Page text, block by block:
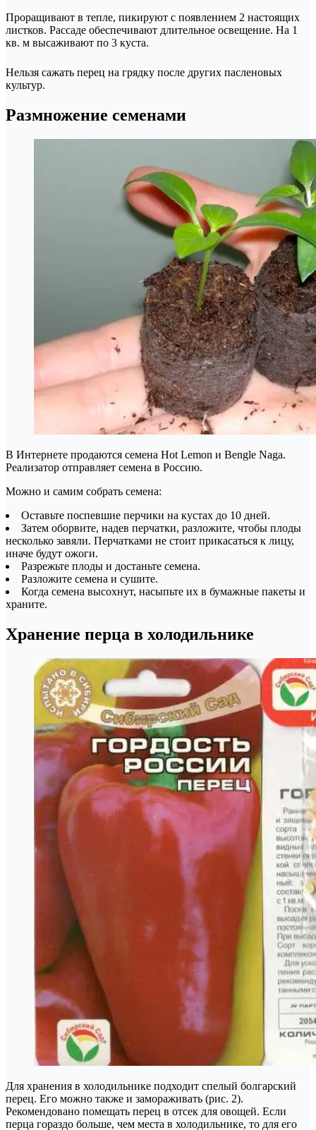
Проращивают в тепле, пикируют с появлением 2 настоящих
листков. Рассаде обеспечивают длительное освещение. На 1
кв. м высаживают по 3 куста.
Нельзя сажать перец на грядку после других пасленовых
культур.
Размножение семенами
В Интернете продаются семена Hot Lemon и Bengle Naga.
Реализатор отправляет семена в Россию.
Можно и самим собрать семена:
Оставьте поспевшие перчики на кустах до 10 дней.
Затем оборвите, надев перчатки, разложите, чтобы плоды
несколько завяли. Перчатками не стоит прикасаться к лицу,
иначе будут ожоги.
Разрежьте плоды и достаньте семена.
Разложите семена и сушите.
Когда семена высохнут, насыпьте их в бумажные пакеты и
храните.
Хранение перца в холодильнике
Для хранения в холодильнике подходит спелый болгарский
перец. Его можно также и замораживать (рис. 2).
Рекомендовано помещать перец в отсек для овощей. Если
перца гораздо больше, чем места в холодильнике, то для его